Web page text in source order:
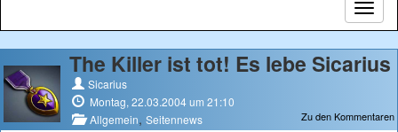
The Killer ist tot! Es lebe Sicarius
Sicarius
Montag, 22.03.2004 um 21:10
Zu den Kommentaren
Allgemein, Seitennews